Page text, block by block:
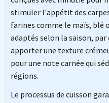
stimuler l'appétit des
farines comme le maïs, blé
adaptés selon la saison,
apporter une texture
pour une note carnée qui
régions.
Le processus de cuisson